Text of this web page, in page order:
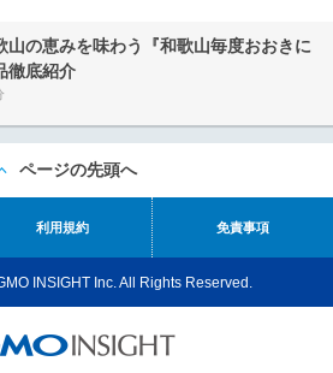
山の恵みを味わう『和歌山毎度おおきに
徹底紹介
ページの先頭へ
利用規約 免責事項
INSIGHT Inc. All Rights Reserved.